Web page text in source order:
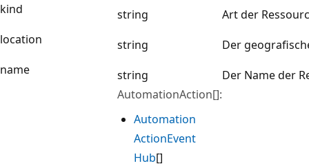
kind
string
Art der
location
string
Der
name
string Der Name der
AutomationAction[]:
Automation
ActionEvent
Hub[]